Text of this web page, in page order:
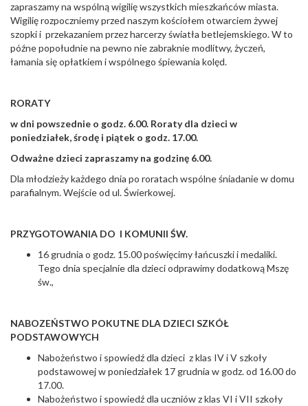
zapraszamy na wspólną wigilię wszystkich mieszkańców miasta.
Wigilię rozpoczniemy przed naszym kościołem otwarciem żywej
szopki i przekazaniem przez harcerzy światła betlejemskiego. W to
późne popołudnie na pewno nie zabraknie modlitwy, życzeń,
łamania się opłatkiem i wspólnego śpiewania kolęd.
RORATY
w dni powszednie o godz. 6.00. Roraty dla dzieci w
poniedziałek, środę i piątek o godz. 17.00.
Odważne dzieci zapraszamy na godzinę 6.00.
Dla młodzieży każdego dnia po roratach wspólne śniadanie w domu
parafialnym. Wejście od ul. Świerkowej.
PRZYGOTOWANIA DO I KOMUNII ŚW.
16 grudnia o godz. 15.00 poświęcimy łańcuszki i medaliki.
Tego dnia specjalnie dla dzieci odprawimy dodatkową Mszę
św.,
NABOZEŃSTWO POKUTNE DLA DZIECI SZKÓŁ
PODSTAWOWYCH
Nabożeństwo i spowiedź dla dzieci z klas IV i V szkoły
podstawowej w poniedziałek 17 grudnia w godz. od 16.00 do
17.00.
Nabożeństwo i spowiedź dla uczniów z klas VI i VII szkoły